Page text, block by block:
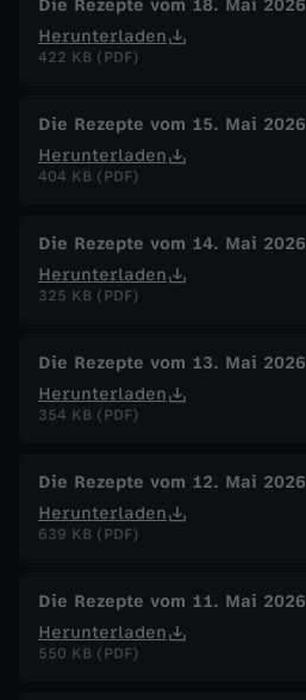
Die Rezepte vom 18. Mai 2026
Herunterladen
422 KB (PDF)
Die Rezepte vom 15. Mai 2026
Herunterladen
404 KB (PDF)
Die Rezepte vom 14. Mai 2026
Herunterladen
325 KB (PDF)
Die Rezepte vom 13. Mai 2026
Herunterladen
354 KB (PDF)
Die Rezepte vom 12. Mai 2026
Herunterladen
639 KB (PDF)
Die Rezepte vom 11. Mai 2026
Herunterladen
550 KB (PDF)